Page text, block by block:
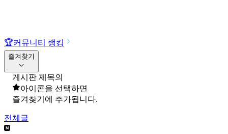
🏆커뮤니티 랭킹
즐겨찾기
게시판 제목의
아이콘을 선택하면
즐겨찾기에 추가됩니다.
전체글